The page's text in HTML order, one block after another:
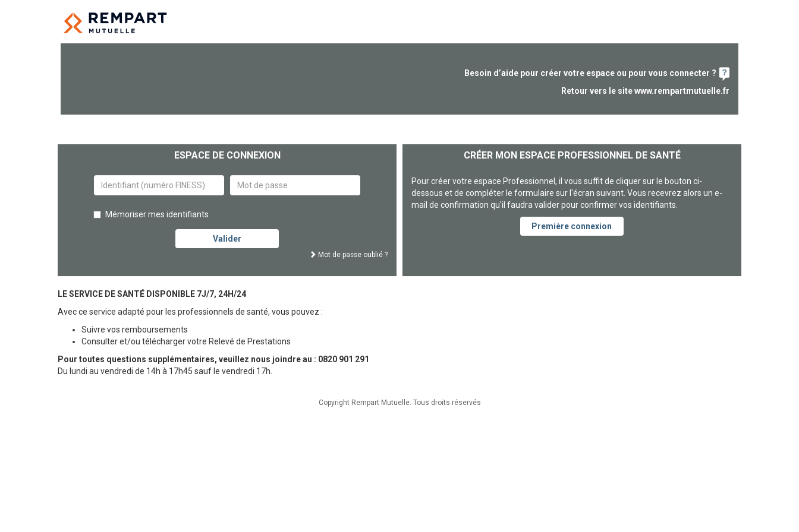
Besoin d’aide pour créer votre espace ou pour vous connecter ?
Retour vers le site www.rempartmutuelle.fr
ESPACE DE CONNEXION
Mémoriser mes identifiants
Valider
Mot de passe oublié ?
CRÉER MON ESPACE PROFESSIONNEL DE SANTÉ
Pour créer votre espace Professionnel, il vous suffit de cliquer sur le bouton ci-
dessous et de compléter le formulaire sur l'écran suivant. Vous recevrez alors un e-
mail de confirmation qu'il faudra valider pour confirmer vos identifiants.
Première connexion
LE SERVICE DE SANTÉ DISPONIBLE 7J/7, 24H/24
Avec ce service adapté pour les professionnels de santé, vous pouvez :
Suivre vos remboursements
Consulter et/ou télécharger votre Relevé de Prestations
Pour toutes questions supplémentaires, veuillez nous joindre au : 0820 901 291
Du lundi au vendredi de 14h à 17h45 sauf le vendredi 17h.
Copyright Rempart Mutuelle. Tous droits réservés